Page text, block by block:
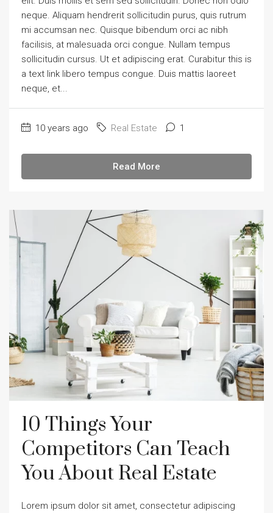
neque. Aliquam hendrerit sollicitudin purus, quis rutrum
mi accumsan nec. Quisque bibendum orci ac nibh
facilisis, at malesuada orci congue. Nullam tempus
sollicitudin cursus. Ut et adipiscing erat. Curabitur this is
a text link libero tempus congue. Duis mattis laoreet
neque, et...
10 years ago Real Estate 1
Read More
10 Things Your
Competitors Can Teach
You About Real Estate
Lorem ipsum dolor sit amet, consectetur adipiscing